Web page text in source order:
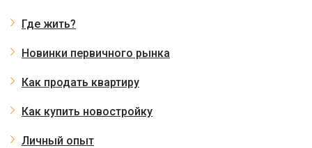
Где жить?
Новинки первичного рынка
Как продать квартиру
Как купить новостройку
Личный опыт